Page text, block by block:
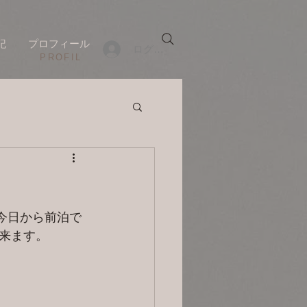
ログイン
プロフィール
​PROFIL
日から前泊で
ます。